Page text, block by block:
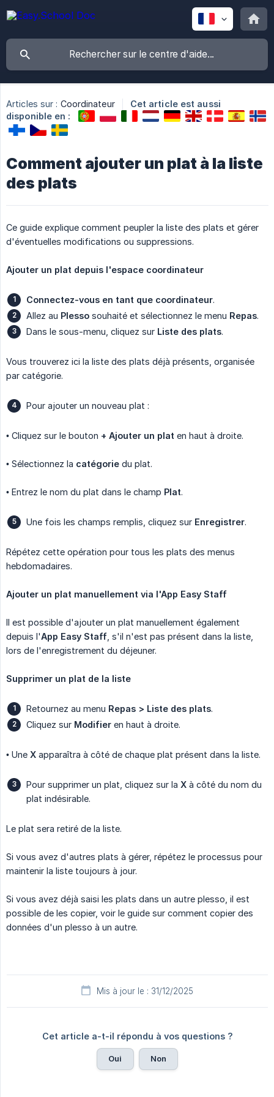
Articles sur : Coordinateur
Cet article est aussi
disponible en :
Comment ajouter un plat à la liste
des plats
Ce guide explique comment peupler la liste des plats et gérer
d'éventuelles modifications ou suppressions.
Ajouter un plat depuis l'espace coordinateur
Connectez-vous en tant que coordinateur.
Allez au Plesso souhaité et sélectionnez le menu Repas.
Dans le sous-menu, cliquez sur Liste des plats.
Vous trouverez ici la liste des plats déjà présents, organisée
par catégorie.
Pour ajouter un nouveau plat :
• Cliquez sur le bouton + Ajouter un plat en haut à droite.
• Sélectionnez la catégorie du plat.
• Entrez le nom du plat dans le champ Plat.
Une fois les champs remplis, cliquez sur Enregistrer.
Répétez cette opération pour tous les plats des menus
hebdomadaires.
Ajouter un plat manuellement via l'App Easy Staff
Il est possible d'ajouter un plat manuellement également
depuis l'App Easy Staff , s'il n'est pas présent dans la liste,
lors de l'enregistrement du déjeuner.
Supprimer un plat de la liste
Retournez au menu Repas > Liste des plats.
Cliquez sur Modifier en haut à droite.
• Une X apparaîtra à côté de chaque plat présent dans la liste.
Pour supprimer un plat, cliquez sur la X à côté du nom du
plat indésirable.
Le plat sera retiré de la liste.
Si vous avez d'autres plats à gérer, répétez le processus pour
maintenir la liste toujours à jour.
Si vous avez déjà saisi les plats dans un autre plesso, il est
possible de les copier, voir le guide sur comment copier des
données d'un plesso à un autre.
Mis à jour le : 31/12/2025
Cet article a-t-il répondu à vos questions ?
Oui Non